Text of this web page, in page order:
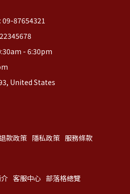
87654321
- 6:30pm
United States
退款政策 隱私政策 服務條款
客服中心 部落格總覽